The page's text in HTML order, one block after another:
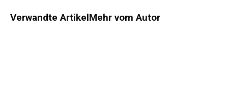
Verwandte ArtikelMehr vom Autor